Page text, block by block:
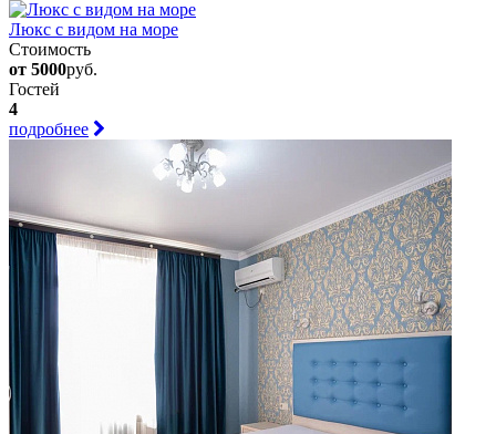
Люкс с видом на море
Стоимость
от 5000руб.
Гостей
4
подробнее